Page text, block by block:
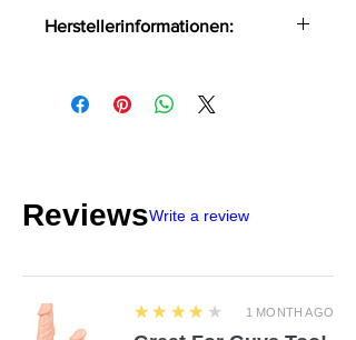
Herstellerinformationen:
Krolewska Street 1
ReviewsWrite a review
1 MONTH AGO
4
★★★★★